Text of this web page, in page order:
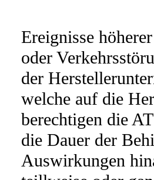
Ereignisse
oder
der
welche auf die
berechtigen die
die Dauer der
Auswirkungen